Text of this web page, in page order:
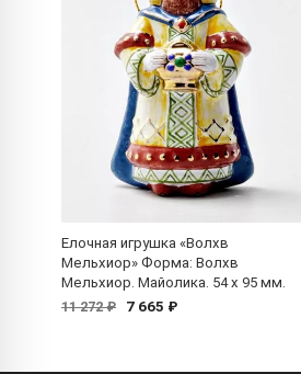
Елочная игрушка «Волхв
Мельхиор» Форма: Волхв
Мельхиор. Майолика. 54 x 95 мм.
11 272 ₽
7 665 ₽